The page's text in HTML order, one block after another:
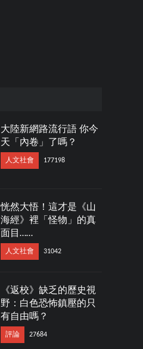
大陸新網路流行語 你今
天「內卷」了嗎？
人文社會 177198
恍然大悟！這才是《山
海經》裡「怪物」的真
面目……
人文社會 31042
《返校》缺乏的歷史視
野：白色恐怖鎮壓的只
有自由嗎？
評論 27684